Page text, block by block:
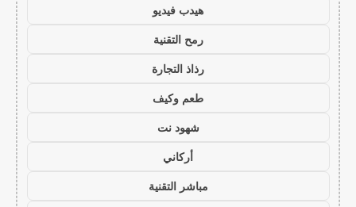
هيدب فيديو
رمح التقنية
رذاذ التجارة
طعم وكيف
شهود نت
أركاني
مباشر التقنية